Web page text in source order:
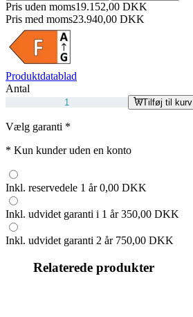
Pris uden moms19.152,00 DKK
Pris med moms23.940,00 DKK
Produktdatablad
Antal
Tilføj til kurv
Vælg garanti *
* Kun kunder uden en konto
Inkl. reservedele 1 år0,00 DKK
Inkl. udvidet garanti i 1 år350,00 DKK
Inkl. udvidet garanti 2 år 750,00 DKK
Relaterede produkter